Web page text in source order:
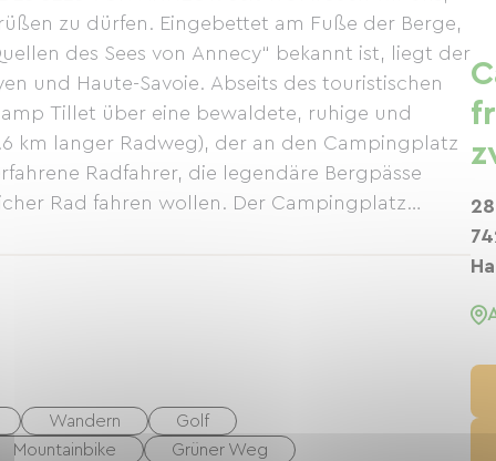
zu dürfen. Eingebettet am Fuße der Berge,
des Sees von Annecy“ bekannt ist, liegt der
und Haute-Savoie. Abseits des touristischen
Tillet über eine bewaldete, ruhige und
km langer Radweg), der an den Campingplatz
Radfahrer, die legendäre Bergpässe
Rad fahren wollen. Der Campingplatz
sich in unserem beheizten Hallenbad oder
Wandern
Golf
Mountainbike
Grüner Weg